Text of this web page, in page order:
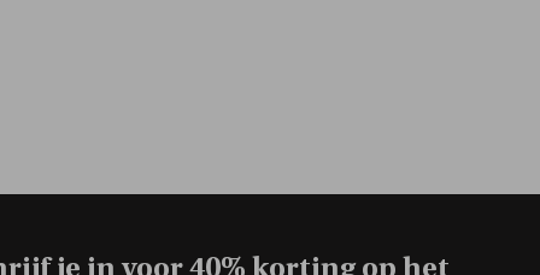
je in voor40% korting op het